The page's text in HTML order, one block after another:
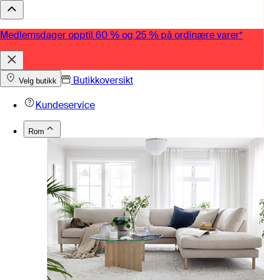
Medlemsdager opptil 60 % og 25 % på ordinære varer*
Velg butikk
Butikkoversikt
Kundeservice
Rom